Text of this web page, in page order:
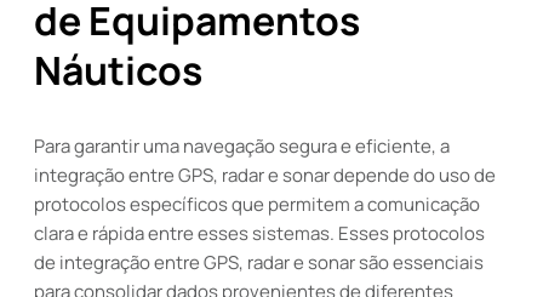
de Equipamentos
Náuticos
Para garantir uma navegação segura e eficiente, a
integração entre GPS, radar e sonar depende do uso de
protocolos específicos que permitem a comunicação
clara e rápida entre esses sistemas. Esses protocolos
de integração entre GPS, radar e sonar são essenciais
para consolidar dados provenientes de diferentes